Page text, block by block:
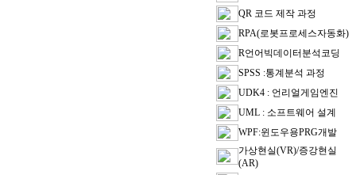
QR 코드 제작 과정
RPA(로봇프로세스자동화)
R언어빅데이터분석코딩
SPSS :통계분석 과정
UDK4 : 언리얼게임엔진
UML : 소프트웨어 설계
WPF:윈도우용PRG개발
가상현실(VR)/증강현실
(AR)